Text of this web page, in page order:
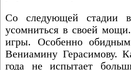
Со следующей стадии
усомниться в своей
игры. Особенно
Вениамину Герасимову.
года не испытает